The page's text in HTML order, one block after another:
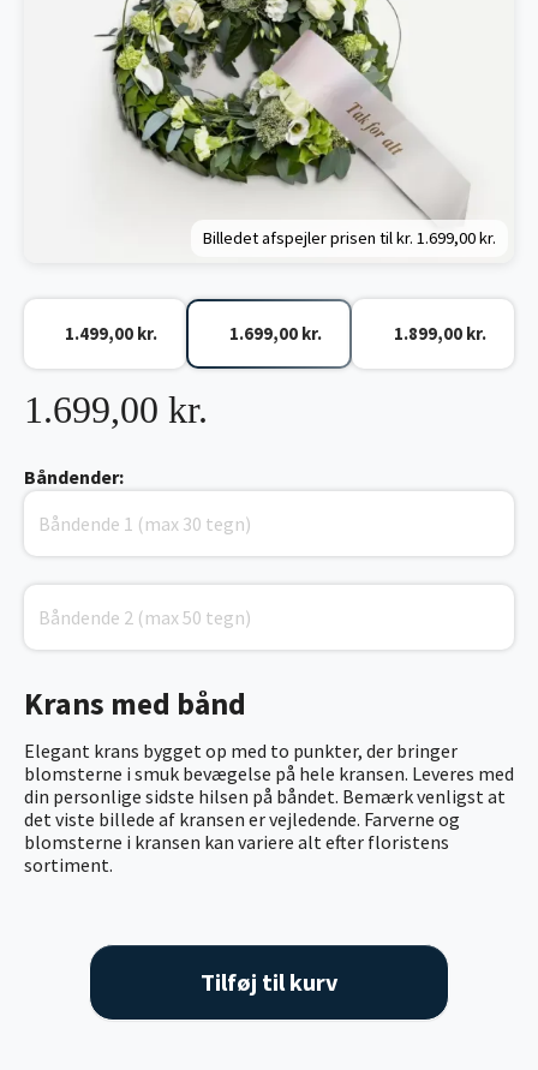
Billedet afspejler prisen til kr. 1.699,00 kr.
Krans med bånd
Elegant krans bygget op med to punkter, der bringer
blomsterne i smuk bevægelse på hele kransen. Leveres med
din personlige sidste hilsen på båndet. Bemærk venligst at
det viste billede af kransen er vejledende. Farverne og
blomsterne i kransen kan variere alt efter floristens
sortiment.
1.699,00 kr.
1.499,00 kr. 1.699,00 kr. 1.899,00 kr.
Båndender:
Tilføj til kurv